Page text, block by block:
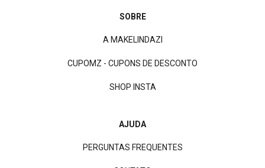
SOBRE
A MAKELINDAZI
CUPOMZ - CUPONS DE DESCONTO
SHOP INSTA
AJUDA
PERGUNTAS FREQUENTES